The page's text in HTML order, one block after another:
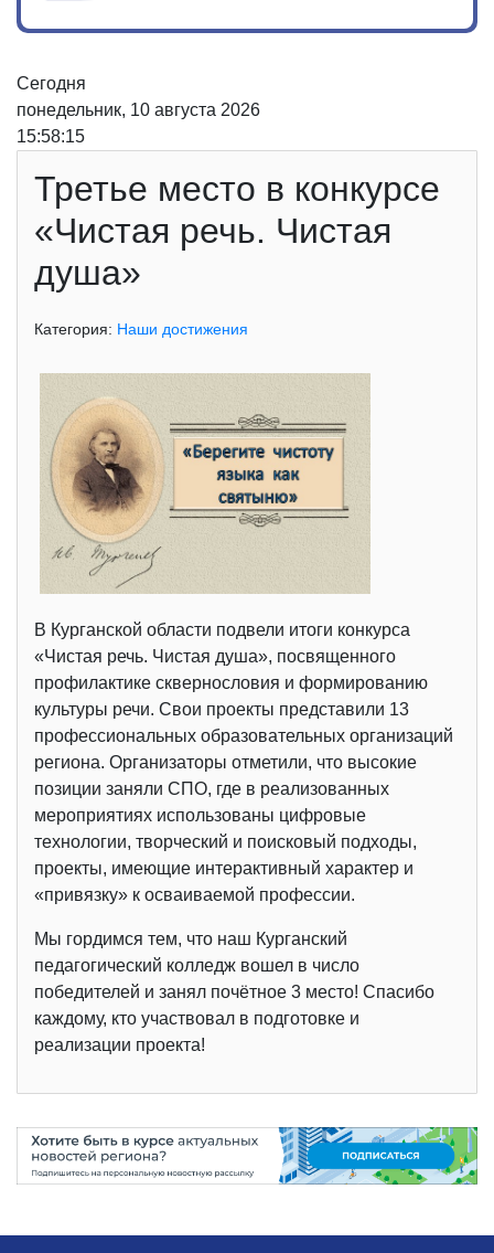
Сегодня
понедельник, 10 августа 2026
15:58:15
Третье место в конкурсе
«Чистая речь. Чистая
душа»
Категория: Наши достижения
В Курганской области подвели итоги конкурса
«Чистая речь. Чистая душа», посвященного
профилактике сквернословия и формированию
культуры речи. Свои проекты представили 13
профессиональных образовательных организаций
региона. Организаторы отметили, что высокие
позиции заняли СПО, где в реализованных
мероприятиях использованы цифровые
технологии, творческий и поисковый подходы,
проекты, имеющие интерактивный характер и
«привязку» к осваиваемой профессии.
Мы гордимся тем, что наш Курганский
педагогический колледж вошел в число
победителей и занял почётное 3 место! Спасибо
каждому, кто участвовал в подготовке и
реализации проекта!